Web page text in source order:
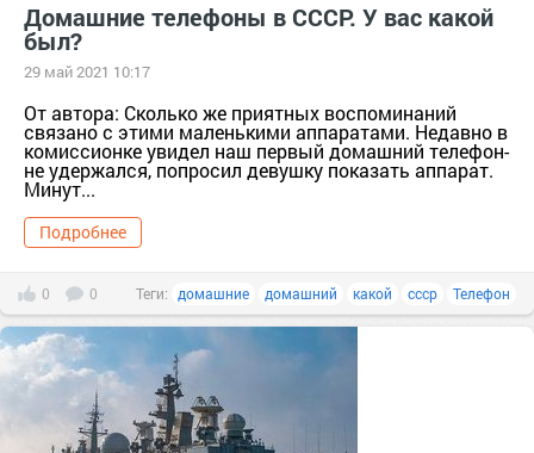
Домашние телефоны в СССР. У вас какой
был?
29 май 2021 10:17
От автора: Сколько же приятных воспоминаний
связано с этими маленькими аппаратами. Недавно в
комиссионке увидел наш первый домашний телефон-
не удержался, попросил девушку показать аппарат.
Минут...
Подробнее
0 0 Теги: домашние домашний какой ссср Телефон